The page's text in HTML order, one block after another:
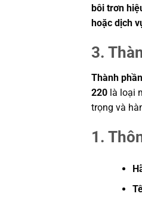
bôi trơn
hoặc dịch
3.
Thành
220là loại
trọng và
1.